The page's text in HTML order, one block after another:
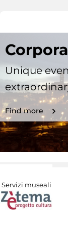
Unique
Find more
Servizi museali